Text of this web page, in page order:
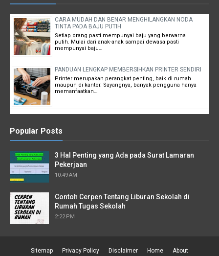
CARA MUDAH DAN BENAR MENGHILANGKAN NODA
TINTA PADA BAJU PUTIH
Setiap orang pasti mempunyai baju yang berwarna
putih. Mulai dari anak-anak sampai dewasa pasti
mempunyai baju…
PANDUAN LENGKAP MEMBERSIHKAN PRINTER SENDIRI
Printer merupakan perangkat penting, baik di rumah
maupun di kantor. Sayangnya, banyak pengguna hanya
memanfaatkan…
Popular Posts
3 Hal Penting yang Ada pada Surat Lamaran
Pekerjaan
10:49 AM
Contoh Cerpen Tentang Liburan Sekolah di
Rumah Tugas Sekolah
2:22 PM
Sitemap Privacy Policy Disclaimer Home About